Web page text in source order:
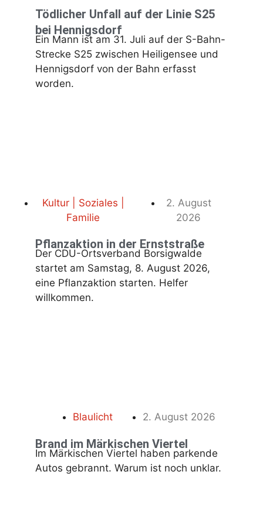
Tödlicher Unfall auf der Linie S25
bei Hennigsdorf
Ein Mann ist am 31. Juli auf der S-Bahn-
Strecke S25 zwischen Heiligensee und
Hennigsdorf von der Bahn erfasst
worden.
2. August
2026
Kultur | Soziales |
Familie
Pflanzaktion in der Ernststraße
Der CDU-Ortsverband Borsigwalde
startet am Samstag, 8. August 2026,
eine Pflanzaktion starten. Helfer
willkommen.
2. August 2026
Blaulicht
Brand im Märkischen Viertel
Im Märkischen Viertel haben parkende
Autos gebrannt. Warum ist noch unklar.